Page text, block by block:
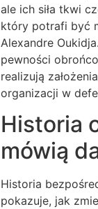
ale ich siła tkwi
który potrafi być
Alexandre
pewności
realizują
organizacji w
Historia
mówią
Historia
pokazuje, jak